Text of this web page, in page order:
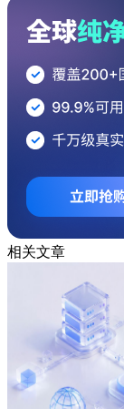
相关文章